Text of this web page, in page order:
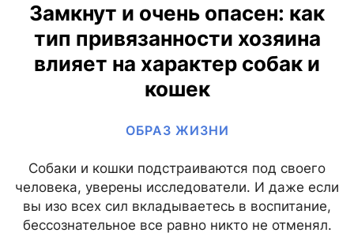
Замкнут и очень опасен: как
тип привязанности хозяина
влияет на характер собак и
кошек
ОБРАЗ ЖИЗНИ
Собаки и кошки подстраиваются под своего
человека, уверены исследователи. И даже если
вы изо всех сил вкладываетесь в воспитание,
бессознательное все равно никто не отменял.